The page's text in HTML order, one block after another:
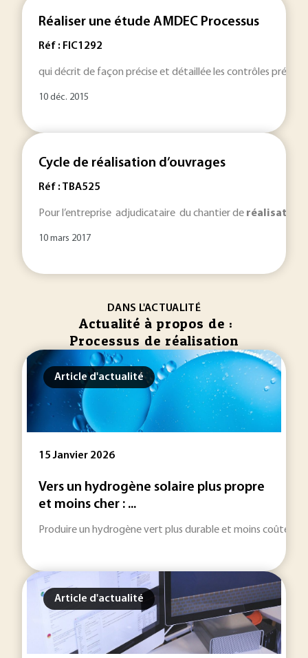
Réaliser une étude AMDEC Processus
Réf : FIC1292
qui décrit de façon précise et détaillée les contrôles
10 déc. 2015
Cycle de réalisation d’ouvrages
Réf : TBA525
Pour l’entreprise adjudicataire du chantier de réalisation
10 mars 2017
DANS L'ACTUALITÉ
Actualité à propos de :
Processus de réalisation
Article d'actualité
15 Janvier 2026
Vers un hydrogène solaire plus propre
et moins cher : ...
Produire un hydrogène vert plus durable et moins coûteux,
Article d'actualité